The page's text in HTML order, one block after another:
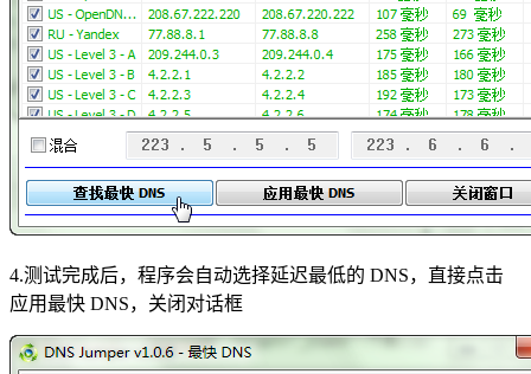
4.测试完成后，程序会自动选择延迟最低的 DNS，直接点击
应用最快 DNS，关闭对话框